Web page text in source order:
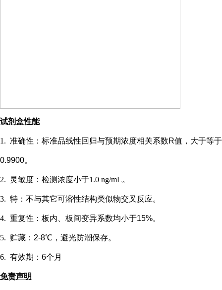
试剂盒性能
1. 准确性：标准品线性回归与预期浓度相关系数R值，大于等于
0.9900。
2. 灵敏度：检测浓度小于1.0 ng/mL。
3. 特：不与其它可溶性结构类似物交叉反应。
4. 重复性：板内、板间变异系数均小于15%。
5. 贮藏： 2-8℃，避光防潮保存。
6. 有效期： 6个月
免责声明